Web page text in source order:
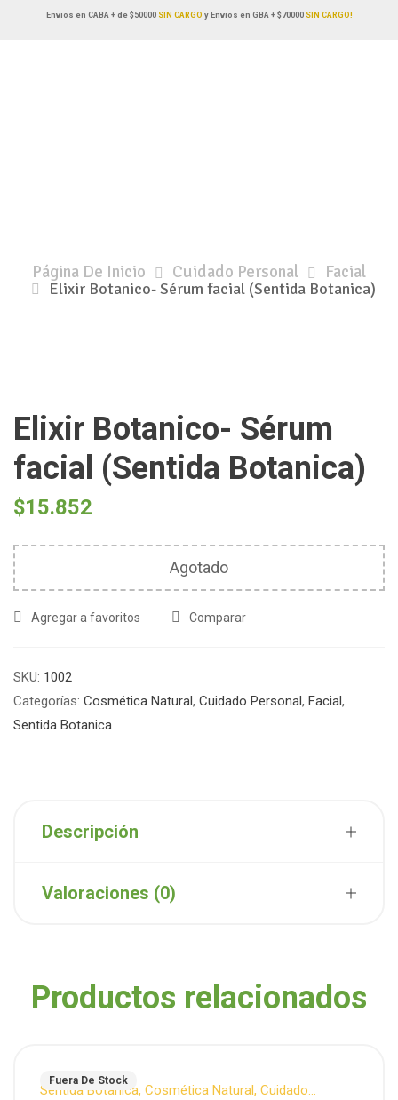
Envíos en CABA + de $50000SIN CARGO y Envíos en GBA + $70000 SIN CARGO!
Página De Inicio Cuidado Personal Facial
Elixir Botanico- Sérum facial (Sentida Botanica)
Elixir Botanico- Sérum
facial (Sentida Botanica)
$15.852
Agotado
Agregar a favoritos Comparar
SKU: 1002
Categorías: Cosmética Natural, Cuidado Personal, Facial,
Sentida Botanica
Descripción
Valoraciones (0)
Productos relacionados
Fuera De Stock
Sentida Botanica, Cosmética Natural, Cuidado